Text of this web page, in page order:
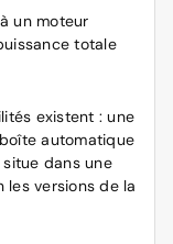
un moteur
totale
existent : une
automatique
dans une
versions de la